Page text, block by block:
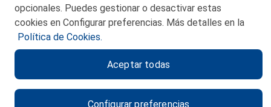
CONTACTO
POLITICA DE PRIVACIDAD
AVISO LEGAL
opcionales. Puedes gestionar o desactivar estas
cookies en Configurar preferencias. Más detalles en la
Política de Cookies.
Configurar preferencias
Aceptar todas